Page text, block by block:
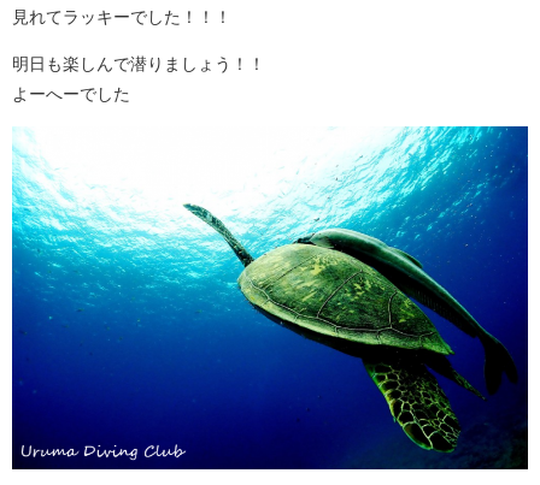
見れてラッキーでした！！！
明日も楽しんで潜りましょう！！
よーへーでした